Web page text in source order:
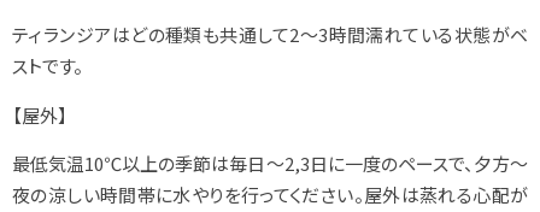
ティランジアはどの種類も共通して2～3時間濡れている状態がベ
ストです。
【屋外】
最低気温10℃以上の季節は毎日～2,3日に一度のペースで、夕方～
夜の涼しい時間帯に水やりを行ってください。屋外は蒸れる心配が